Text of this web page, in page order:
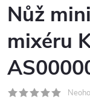
Nůž
mixéru